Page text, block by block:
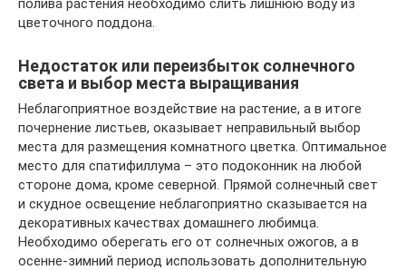
полива растения необходимо слить лишнюю воду из
цветочного поддона.
Недостаток или переизбыток солнечного
света и выбор места выращивания
Неблагоприятное воздействие на растение, а в итоге
почернение листьев, оказывает неправильный выбор
места для размещения комнатного цветка. Оптимальное
место для спатифиллума – это подоконник на любой
стороне дома, кроме северной. Прямой солнечный свет
и скудное освещение неблагоприятно сказывается на
декоративных качествах домашнего любимца.
Необходимо оберегать его от солнечных ожогов, а в
осенне-зимний период использовать дополнительную